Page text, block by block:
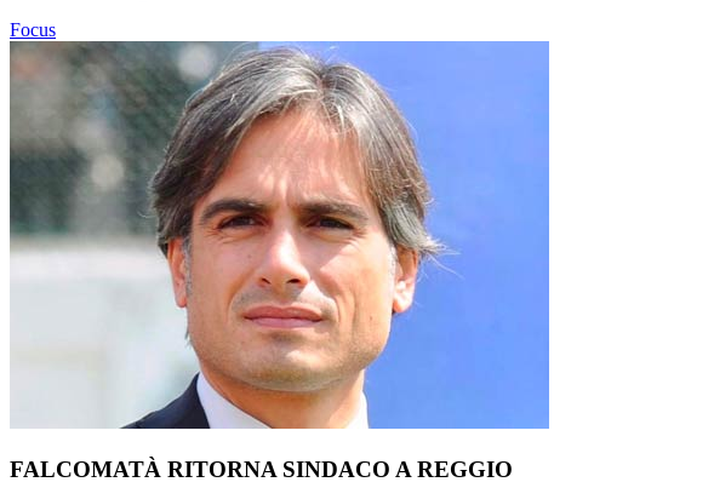
Focus
FALCOMATÀ RITORNA SINDACO A REGGIO